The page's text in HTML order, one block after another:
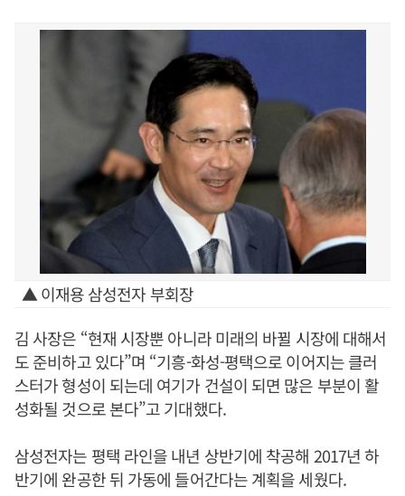
▲ 이재용 삼성전자 부회장
김 사장은 “현재 시장뿐 아니라 미래의 바뀔 시장에 대해서
도 준비하고 있다”며 “기흥-화성-평택으로 이어지는 클러
스터가 형성이 되는데 여기가 건설이 되면 많은 부분이 활
성화될 것으로 본다”고 기대했다.
삼성전자는 평택 라인을 내년 상반기에 착공해 2017년 하
반기에 완공한 뒤 가동에 들어간다는 계획을 세웠다.